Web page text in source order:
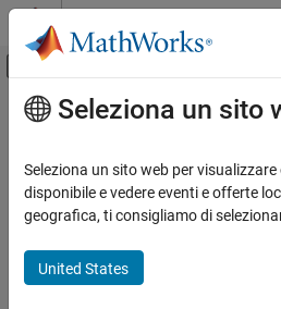
Vai al contenuto
Attiva/disattiva
Pagina iniziale della documentazione
Contenuto principale
How useful was
Seleziona un sito
Seleziona un sito web per
disponibile e vedere eventi e offerte
geografica, ti consigliamo di
United States